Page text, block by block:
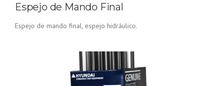
Espejo de Mando Final
Espejo de mando final, espejo hidráulico.